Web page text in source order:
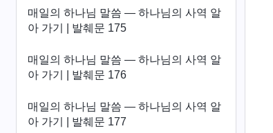
매일의 하나님 말씀 ― 하나님의 사역 알
아 가기 | 발췌문 175
매일의 하나님 말씀 ― 하나님의 사역 알
아 가기 | 발췌문 176
매일의 하나님 말씀 ― 하나님의 사역 알
아 가기 | 발췌문 177